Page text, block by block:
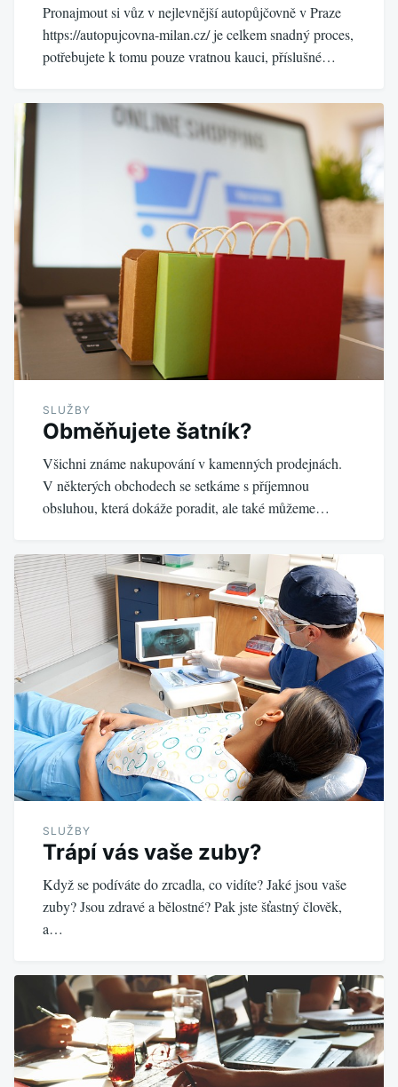
Pronajmout si vůz v nejlevnější autopůjčovně v Praze
https://autopujcovna-milan.cz/ je celkem snadný proces,
potřebujete k tomu pouze vratnou kauci, příslušné…
SLUŽBY
Obměňujete šatník?
Všichni známe nakupování v kamenných prodejnách.
V některých obchodech se setkáme s příjemnou
obsluhou, která dokáže poradit, ale také můžeme…
SLUŽBY
Trápí vás vaše zuby?
Když se podíváte do zrcadla, co vidíte? Jaké jsou vaše
zuby? Jsou zdravé a bělostné? Pak jste šťastný člověk,
a…